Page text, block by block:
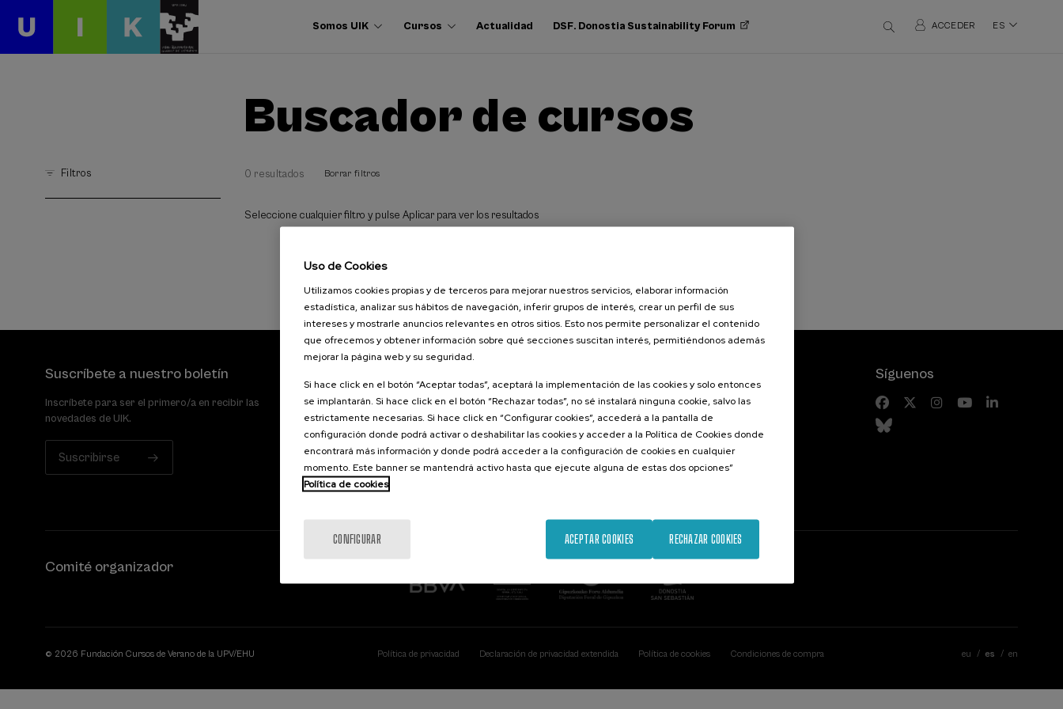
Somos UIK Cursos Actualidad DSF. Donostia Sustainability Forum ACCEDER ES
Buscador de cursos
Filtros 0 resultados Borrar filtros
Seleccione cualquier filtro y pulse Aplicar para ver los resultados
Suscríbete a nuestro boletín
Inscríbete para ser el primero/a en recibir las
novedades de UIK.
Suscribirse
Palacio Miramar
Paseo de Miraconcha, 48
20007 Donostia / San Sebastián
Gipuzkoa, Spain
Contacta con nosotros
Actividades anteriores
Síguenos
Comité organizador
© 2026 Fundación Cursos de Verano de la UPV/EHU Política de privacidad Declaración de privacidad extendida Política de cookies Condiciones de compra eu es en
Uso de Cookies
Utilizamos cookies propias y de terceros para mejorar nuestros servicios, elaborar información
estadística, analizar sus hábitos de navegación, inferir grupos de interés, crear un perfil de sus
intereses y mostrarle anuncios relevantes en otros sitios. Esto nos permite personalizar el contenido
que ofrecemos y obtener información sobre qué secciones suscitan interés, permitiéndonos además
mejorar la página web y su seguridad.
Si hace click en el botón “Aceptar todas”, aceptará la implementación de las cookies y solo entonces
se implantarán. Si hace click en el botón “Rechazar todas”, no sé instalará ninguna cookie, salvo las
estrictamente necesarias. Si hace click en “Configurar cookies”, accederá a la pantalla de
configuración donde podrá activar o deshabilitar las cookies y acceder a la Política de Cookies donde
encontrará más información y donde podrá acceder a la configuración de cookies en cualquier
momento. Este banner se mantendrá activo hasta que ejecute alguna de estas dos opciones”
Política de cookies
CONFIGURAR RECHAZAR COOKIES
ACEPTAR COOKIES